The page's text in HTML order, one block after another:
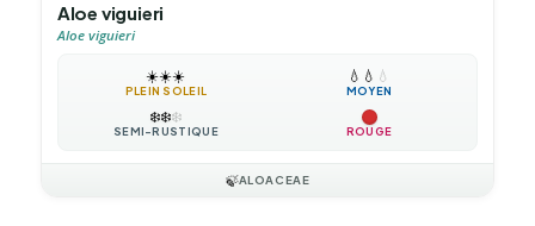
Aloe viguieri
Aloe viguieri
☀️☀️☀️
PLEIN SOLEIL
💧 💧 💧
MOYEN
❄️❄️❄️
SEMI-RUSTIQUE ROUGE
🍃ALOACEAE